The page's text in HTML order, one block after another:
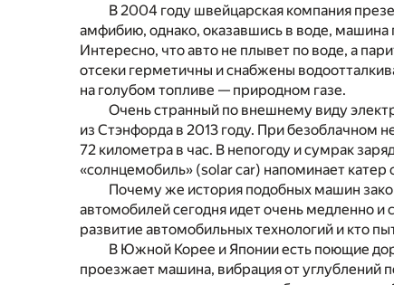
В 2004 году швейцарская компания
амфибию, однако, оказавшись в воде, машина
Интересно, что авто не плывет по воде, а
отсеки герметичны и снабжены
на голубом топливе — природном газе.
Очень странный по внешнему виду
из Стэнфорда в 2013 году. При безоблачном
72 километра в час. В непогоду и сумрак
«солнцемобиль» (solar car) напоминает
Почему же история подобных машин
автомобилей сегодня идет очень медленно и
развитие автомобильных технологий и кто
В Южной Корее и Японии есть поющие
проезжает машина, вибрация от углублений